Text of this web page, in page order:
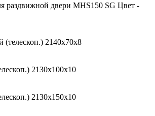
раздвижной двери MHS150 SG Цвет -
2140x70x8
2130х100х10
2130х150х10